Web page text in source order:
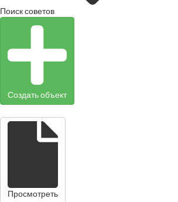
Поиск советов
Создать объект
Просмотреть